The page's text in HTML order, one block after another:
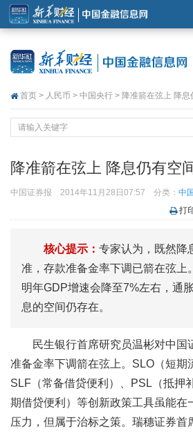
首页 > 人民币 > 中国央行 > 降准箭在弦上 降息
降准箭在弦上 降息仍有空
中国证券报 2014年11月28日07:57 分类： 中
打
核心提示： 专家认为，既然降
准，存款准备金率下调已箭在弦上
明年GDP增速会降至7%左右，通
息的空间仍存在。
民生银行首席研究员温彬对中国
准备金率下调箭在弦上。SLO（短期
SLF（常备借贷便利）、PSL（抵押
期借贷便利）等创新政策工具虽能在
压力，但属于治标之策。瑞穗证券首